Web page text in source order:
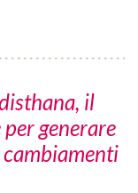
il
generare
cambiamenti